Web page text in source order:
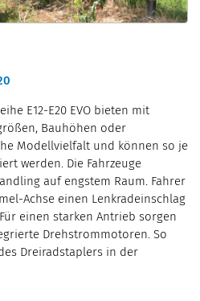
E12-E20 EVO bieten mit
Bauhöhen oder
Modellvielfalt und können so je
werden. Die Fahrzeuge
auf engstem Raum. Fahrer
Achse einen Lenkradeinschlag
einen starken Antrieb sorgen
Drehstrommotoren. So
Dreiradstaplers in der